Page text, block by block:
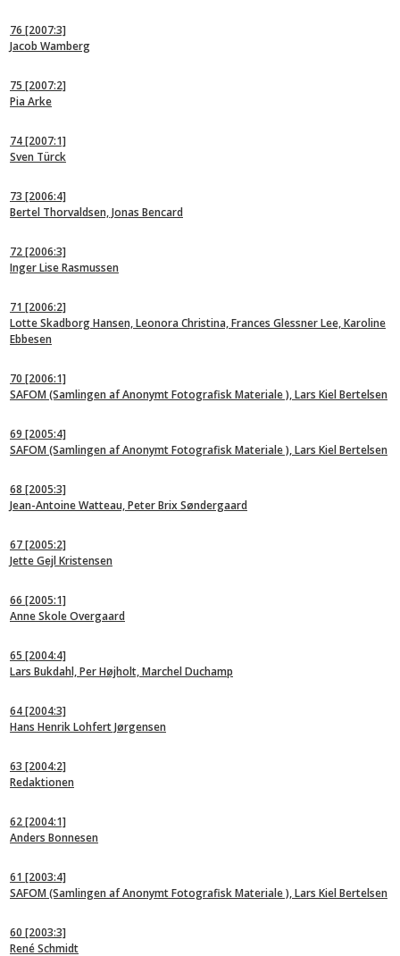
76 [2007:3]
Jacob Wamberg
75 [2007:2]
Pia Arke
74[2007:1]
Sven Türck
73 [2006:4]
Bertel Thorvaldsen, Jonas Bencard
72[2006:3]
Inger Lise Rasmussen
71 [2006:2]
Lotte Skadborg Hansen, Leonora Christina, Frances Glessner Lee, Karoline
Ebbesen
70 [2006:1]
SAFOM (Samlingen af Anonymt Fotografisk Materiale ), Lars Kiel Bertelsen
69 [2005:4]
SAFOM (Samlingen af Anonymt Fotografisk Materiale ), Lars Kiel Bertelsen
68 [2005:3]
Jean-Antoine Watteau, Peter Brix Søndergaard
67[2005:2]
Jette Gejl Kristensen
66 [2005:1]
Anne Skole Overgaard
65 [2004:4]
Lars Bukdahl, Per Højholt, Marchel Duchamp
64[2004:3]
Hans Henrik Lohfert Jørgensen
63 [2004:2]
Redaktionen
62[2004:1]
Anders Bonnesen
61 [2003:4]
SAFOM (Samlingen af Anonymt Fotografisk Materiale ), Lars Kiel Bertelsen
60 [2003:3]
René Schmidt